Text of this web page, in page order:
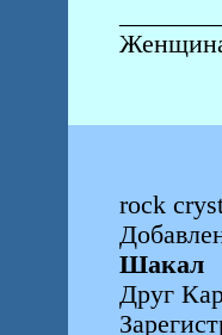
Женщина
rock
Шакал
Друг